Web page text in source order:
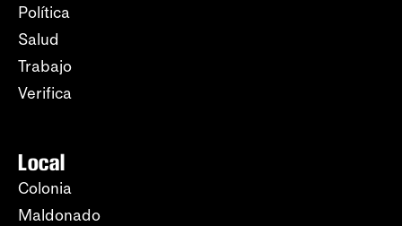
Política
Salud
Trabajo
Verifica
Local
Colonia
Maldonado